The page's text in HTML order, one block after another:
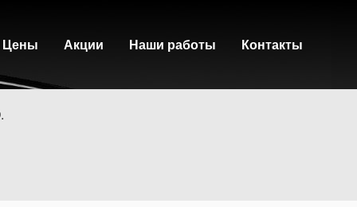
Цены Акции Наши работы Контакты